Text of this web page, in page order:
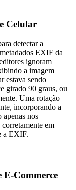
Celular
detectar a
EXIF da
ignoram
a imagem
estava sendo
girado 90 graus, ou
Uma rotação
incorporando a
nos
em
a EXIF.
E-Commerce